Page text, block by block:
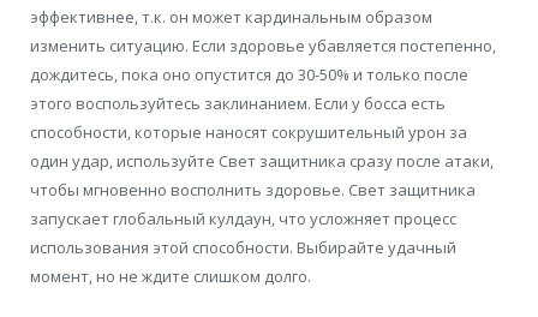
эффективнее, т.к. он может кардинальным образом
изменить ситуацию. Если здоровье убавляется постепенно,
дождитесь, пока оно опустится до 30-50% и только после
этого воспользуйтесь заклинанием. Если у босса есть
способности, которые наносят сокрушительный урон за
один удар, используйте Свет защитника сразу после атаки,
чтобы мгновенно восполнить здоровье. Свет защитника
запускает глобальный кулдаун, что усложняет процесс
использования этой способности. Выбирайте удачный
момент, но не ждите слишком долго.